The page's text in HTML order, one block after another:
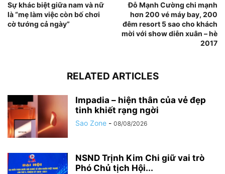
Sự khác biệt giữa nam và nữ
là “mẹ làm việc còn bố chơi
cờ tướng cả ngày”
Đỗ Mạnh Cường chi mạnh
hơn 200 vé máy bay, 200
đêm resort 5 sao cho khách
mời với show diễn xuân – hè
2017
RELATED ARTICLES
Impadia – hiện thân của vẻ đẹp
tinh khiết rạng ngời
Sao Zone - 08/08/2026
NSND Trịnh Kim Chi giữ vai trò
Phó Chủ tịch Hội...